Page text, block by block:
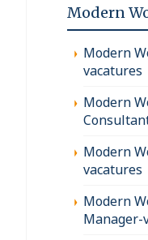
Modern
Modern
vacatures
Modern
Modern
vacatures
Modern
Manager-